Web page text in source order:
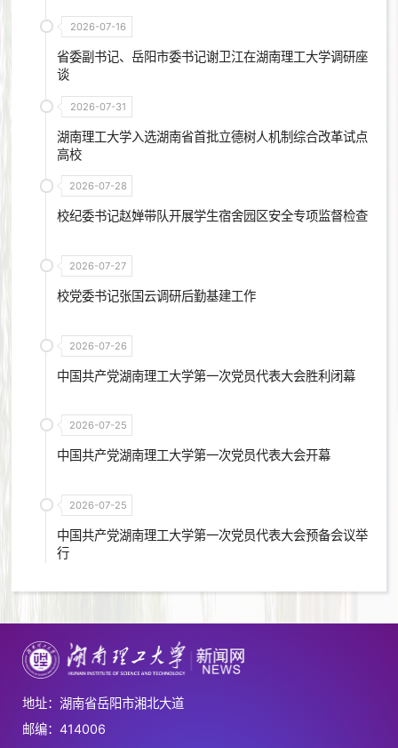
2026-07-16
省委副书记、岳阳市委书记谢卫江在湖南理工大学调研座
谈
2026-07-31
湖南理工大学入选湖南省首批立德树人机制综合改革试点
高校
2026-07-28
校纪委书记赵婵带队开展学生宿舍园区安全专项监督检查
2026-07-27
校党委书记张国云调研后勤基建工作
2026-07-26
中国共产党湖南理工大学第一次党员代表大会胜利闭幕
2026-07-25
中国共产党湖南理工大学第一次党员代表大会开幕
2026-07-25
中国共产党湖南理工大学第一次党员代表大会预备会议举
行
地址：湖南省岳阳市湘北大道
邮编：414006